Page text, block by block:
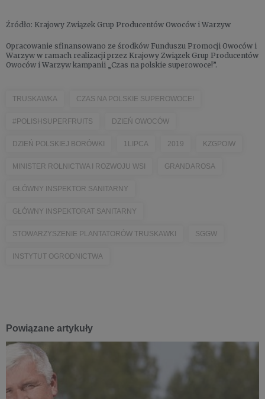
Źródło: Krajowy Związek Grup Producentów Owoców i Warzyw
Opracowanie sfinansowano ze środków Funduszu Promocji Owoców i
Warzyw w ramach realizacji przez Krajowy Związek Grup Producentów
Owoców i Warzyw kampanii „Czas na polskie superowoce!”.
TRUSKAWKA CZAS NA POLSKIE SUPEROWOCE!
#POLISHSUPERFRUITS DZIEŃ OWOCÓW
DZIEŃ POLSKIEJ BORÓWKI 1LIPCA 2019 KZGPOIW
MINISTER ROLNICTWA I ROZWOJU WSI GRANDAROSA
GŁÓWNY INSPEKTOR SANITARNY
GŁÓWNY INSPEKTORAT SANITARNY
STOWARZYSZENIE PLANTATORÓW TRUSKAWKI SGGW
INSTYTUT OGRODNICTWA
Powiązane artykuły